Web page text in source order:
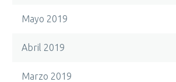
Mayo 2019
Abril 2019
Marzo 2019